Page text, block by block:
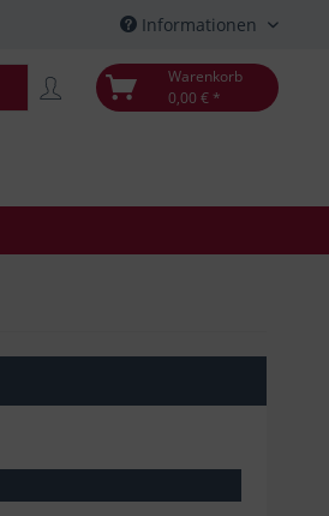
Informationen
Warenkorb
0,00 € *